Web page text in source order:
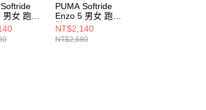
女 跑步
PUMA Softride
Enzo 5 男女 跑步
鞋 31109801
NT$2,140
NT$2,680